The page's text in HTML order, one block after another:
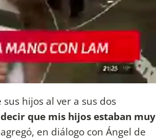
hijos al ver a sus dos
que mis hijos estaban muy
agregó, en diálogo con Ángel de